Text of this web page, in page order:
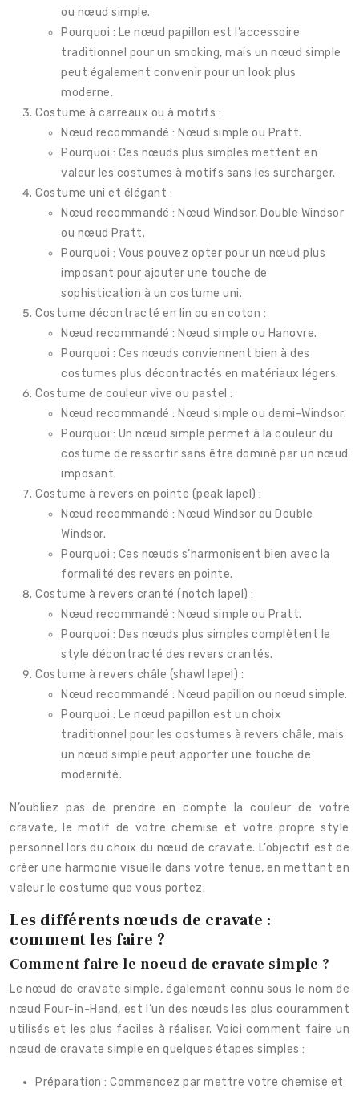
ou nœud simple.
Pourquoi : Le nœud papillon est l’accessoire
traditionnel pour un smoking, mais un nœud simple
peut également convenir pour un look plus
moderne.
Costume à carreaux ou à motifs :
Nœud recommandé : Nœud simple ou Pratt.
Pourquoi : Ces nœuds plus simples mettent en
valeur les costumes à motifs sans les surcharger.
Costume uni et élégant :
Nœud recommandé : Nœud Windsor, Double Windsor
ou nœud Pratt.
Pourquoi : Vous pouvez opter pour un nœud plus
imposant pour ajouter une touche de
sophistication à un costume uni.
Costume décontracté en lin ou en coton :
Nœud recommandé : Nœud simple ou Hanovre.
Pourquoi : Ces nœuds conviennent bien à des
costumes plus décontractés en matériaux légers.
Costume de couleur vive ou pastel :
Nœud recommandé : Nœud simple ou demi-Windsor.
Pourquoi : Un nœud simple permet à la couleur du
costume de ressortir sans être dominé par un nœud
imposant.
Costume à revers en pointe (peak lapel) :
Nœud recommandé : Nœud Windsor ou Double
Windsor.
Pourquoi : Ces nœuds s’harmonisent bien avec la
formalité des revers en pointe.
Costume à revers cranté (notch lapel) :
Nœud recommandé : Nœud simple ou Pratt.
Pourquoi : Des nœuds plus simples complètent le
style décontracté des revers crantés.
Costume à revers châle (shawl lapel) :
Nœud recommandé : Nœud papillon ou nœud simple.
Pourquoi : Le nœud papillon est un choix
traditionnel pour les costumes à revers châle, mais
un nœud simple peut apporter une touche de
modernité.
N’oubliez pas de prendre en compte la couleur de votre
cravate, le motif de votre chemise et votre propre style
personnel lors du choix du nœud de cravate. L’objectif est de
créer une harmonie visuelle dans votre tenue, en mettant en
valeur le costume que vous portez.
Les différents nœuds de cravate :
comment les faire ?
Comment faire le noeud de cravate simple ?
Le nœud de cravate simple, également connu sous le nom de
nœud Four-in-Hand, est l’un des nœuds les plus couramment
utilisés et les plus faciles à réaliser. Voici comment faire un
nœud de cravate simple en quelques étapes simples :
Préparation : Commencez par mettre votre chemise et